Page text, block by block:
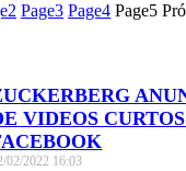
2 Page3 Page4 Page5
VIDEOS
02/2022 16:03